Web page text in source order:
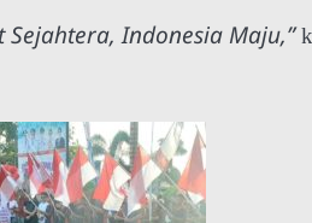
Sejahtera, Indonesia Maju,”